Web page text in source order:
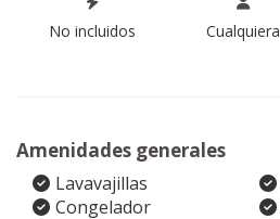
No incluidos Cualquiera
Amenidades generales
Lavavajillas
Congelador